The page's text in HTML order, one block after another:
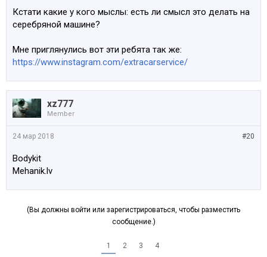
Кстати какие у кого мыслы: есть ли смысл это делать на
серебряной машине?
Мне приглянулись вот эти ребята так же:
https://www.instagram.com/extracarservice/
xz777
Member
#20
24 мар 2018
Bodykit
Mehanik.lv
(Вы должны войти или зарегистрироваться, чтобы разместить
сообщение.)
1 2 3 4